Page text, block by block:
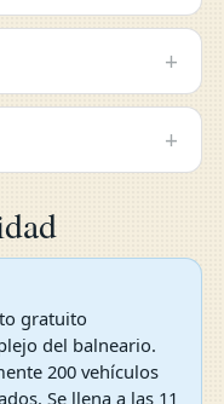
+
+
gratuito
del balneario.
200 vehículos
Se llena a las 11